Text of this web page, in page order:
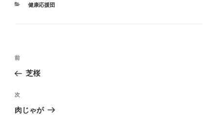
カ
健康応援団
投
ナ
ビ
ゲ
前
の
稿
前
芝桜
次
の
次
肉じゃが